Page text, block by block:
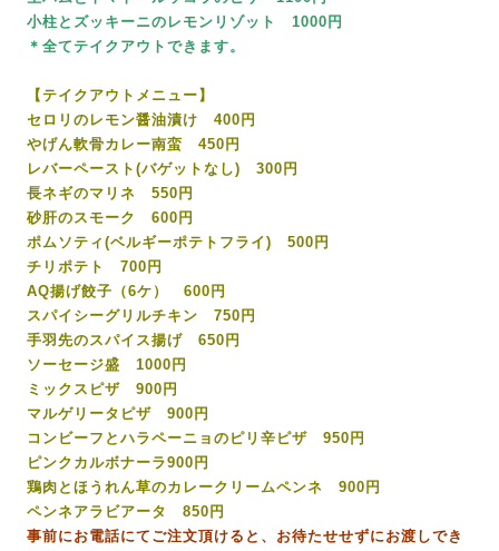
小柱とズッキーニのレモンリゾット 1000円
＊全てテイクアウトできます。
【テイクアウトメニュー】
セロリのレモン醤油漬け 400円
やげん軟骨カレー南蛮 450円
レバーペースト(バゲットなし) 300円
長ネギのマリネ 550円
砂肝のスモーク 600円
ポムソティ(ベルギーポテトフライ) 500円
チリポテト 700円
AQ揚げ餃子（6ケ） 600円
スパイシーグリルチキン 750円
手羽先のスパイス揚げ 650円
ソーセージ盛 1000円
ミックスピザ 900円
マルゲリータピザ 900円
コンビーフとハラペーニョのピリ辛ピザ 950円
ピンクカルボナーラ900円
鶏肉とほうれん草のカレークリームペンネ 900円
ペンネアラビアータ 850円
事前にお電話にてご注文頂けると、お待たせせずにお渡しでき